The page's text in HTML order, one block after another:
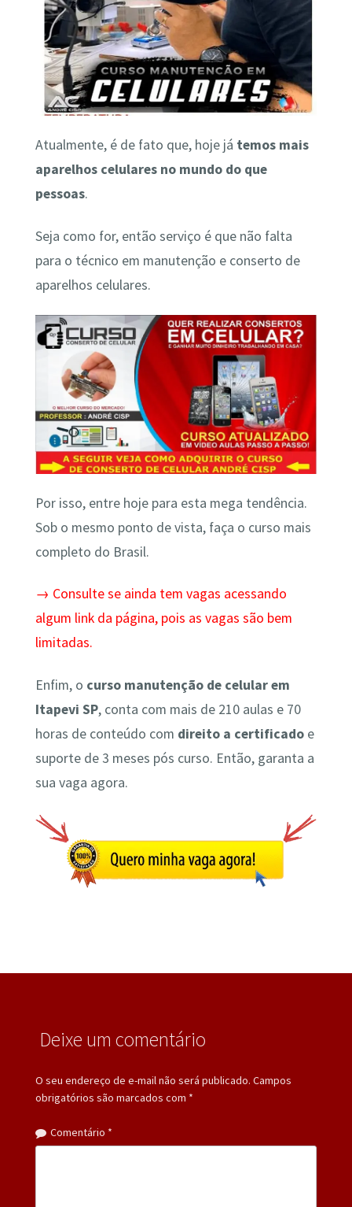
Atualmente, é de fato que, hoje já temos mais
aparelhos celulares no mundo do que
pessoas.
Seja como for, então serviço é que não falta
para o técnico em manutenção e conserto de
aparelhos celulares.
Por isso, entre hoje para esta mega tendência.
Sob o mesmo ponto de vista, faça o curso mais
completo do Brasil.
→ Consulte se ainda tem vagas acessando
algum link da página, pois as vagas são bem
limitadas.
Enfim, o curso manutenção de celular em
Itapevi SP, conta com mais de 210 aulas e 70
horas de conteúdo com direito a certificadoe
suporte de 3 meses pós curso. Então, garanta a
sua vaga agora.
Deixe um comentário
O seu endereço de e-mail não será publicado. Campos
obrigatórios são marcados com *
Comentário *